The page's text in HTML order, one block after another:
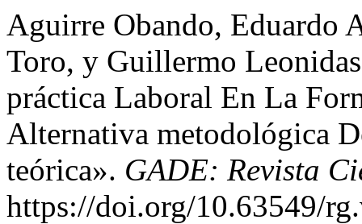
Aguirre Obando, Eduardo
Toro, y Guillermo
práctica Laboral En La
Alternativa metodológica
teórica». GADE: Revista
https://doi.org/10.63549/